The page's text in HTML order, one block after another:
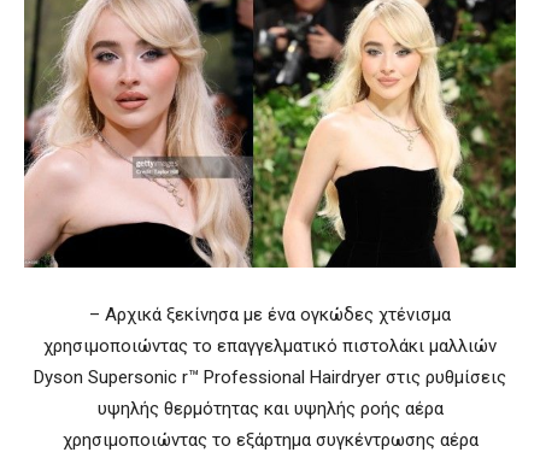
– Αρχικά ξεκίνησα με ένα ογκώδες χτένισμα
χρησιμοποιώντας το επαγγελματικό πιστολάκι μαλλιών
Dyson Supersonic r™ Professional Hairdryer στις ρυθμίσεις
υψηλής θερμότητας και υψηλής ροής αέρα
χρησιμοποιώντας το εξάρτημα συγκέντρωσης αέρα